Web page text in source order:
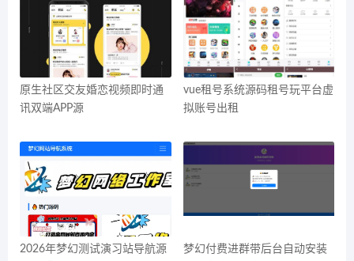
原生社区交友婚恋视频即时通
讯双端APP源
vue租号系统源码租号玩平台虚
拟账号出租
2026年梦幻测试演习站导航源
梦幻付费进群带后台自动安装